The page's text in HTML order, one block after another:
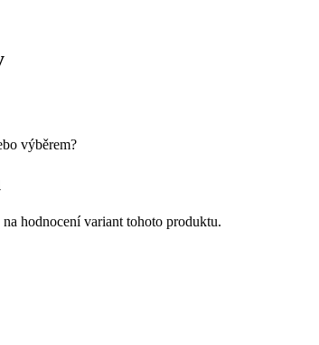
výběrem?
hodnocení variant tohoto produktu.